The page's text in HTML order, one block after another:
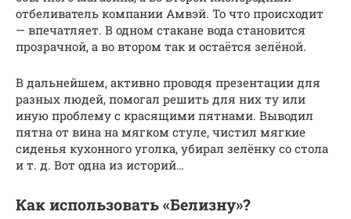
отбеливатель компании Амвэй. То что происходит
— впечатляет. В одном стакане вода становится
прозрачной, а во втором так и остаётся зелёной.
В дальнейшем, активно проводя презентации для
разных людей, помогал решить для них ту или
иную проблему с красящими пятнами. Выводил
пятна от вина на мягком стуле, чистил мягкие
сиденья кухонного уголка, убирал зелёнку со стола
и т. д. Вот одна из историй…
Как использовать «Белизну»?